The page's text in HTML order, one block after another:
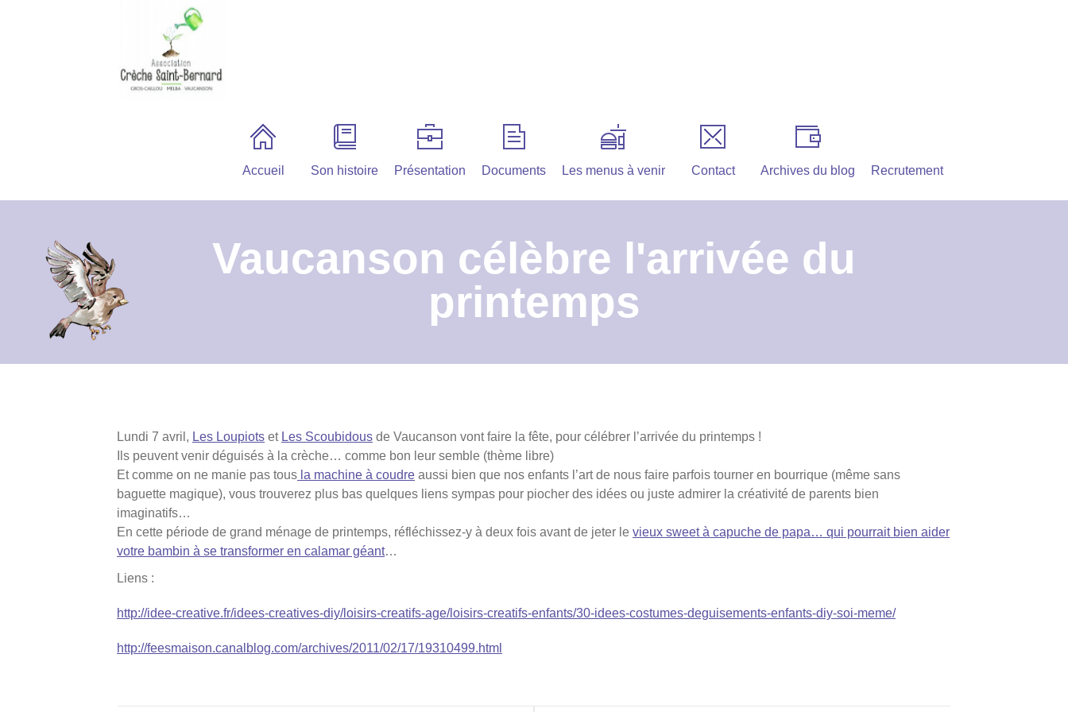
Accueil Son histoire Présentation Documents Les menus à venir Contact Archives du blog Recrutement
Vaucanson célèbre l'arrivée du
printemps
Lundi 7 avril, Les Loupiots et Les Scoubidous de Vaucanson vont faire la fête, pour célébrer l’arrivée du printemps !
Ils peuvent venir déguisés à la crèche… comme bon leur semble (thème libre)
Et comme on ne manie pas tous la machine à coudre aussi bien que nos enfants l’art de nous faire parfois tourner en bourrique (même sans
baguette magique), vous trouverez plus bas quelques liens sympas pour piocher des idées ou juste admirer la créativité de parents bien
imaginatifs…
En cette période de grand ménage de printemps, réfléchissez-y à deux fois avant de jeter le vieux sweet à capuche de papa… qui pourrait bien aider
votre bambin à se transformer en calamar géant…
Liens :
http://idee-creative.fr/idees-creatives-diy/loisirs-creatifs-age/loisirs-creatifs-enfants/30-idees-costumes-deguisements-enfants-diy-soi-meme/
http://feesmaison.canalblog.com/archives/2011/02/17/19310499.html